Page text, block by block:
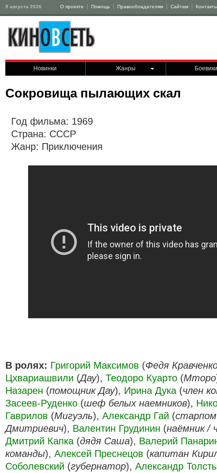
9 августа 2026 О проекте Помощь Правообладателям Сайтам Контакты
Новинки Жанры Боевики
Сокровища пылающих скал
Год фильма: 1969
Страна: СССР
Жанр: Приключения
В ролях: Григорий Максимов (Федя
Цхвариашвили (Дау), Теодоро Куарто (Мторо
Назарен (помощник Дау), Ирина Дука (член
Засеев-Руденко (шеф белых наемников),
Гаврилов (Мигуэль), Александр Гай (старпом
Дмитриевич), Валентин Грудинин (наёмник /
Дмитрий Капка (дядя Саша), Валерий
команды), Алексей Преснецов (капитан
Соболевский (губернатор), Александр